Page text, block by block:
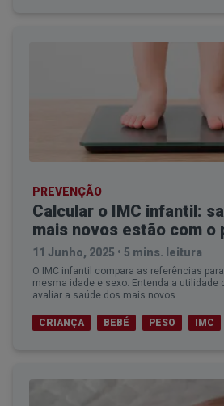
PREVENÇÃO
Calcular o IMC infantil:
mais novos estão com o
11 Junho, 2025 • 5 mins. leitura
O IMC infantil compara as referências
mesma idade e sexo. Entenda a utilidade
avaliar a saúde dos mais novos.
CRIANÇA BEBÉ PESO IMC